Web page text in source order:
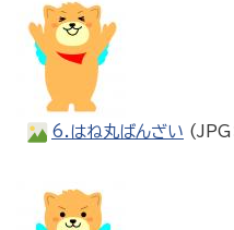
6.はね丸ばんざい (JPG